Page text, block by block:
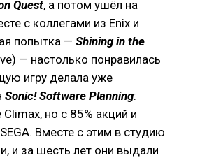
Quest, а потом ушёл на
с коллегами из Enix и
попытка — Shining in the
— настолько понравилась
игру делала уже
Sonic! Software Planning:
но с 85% акций и
Вместе с этим в студию
и за шесть лет они выдали